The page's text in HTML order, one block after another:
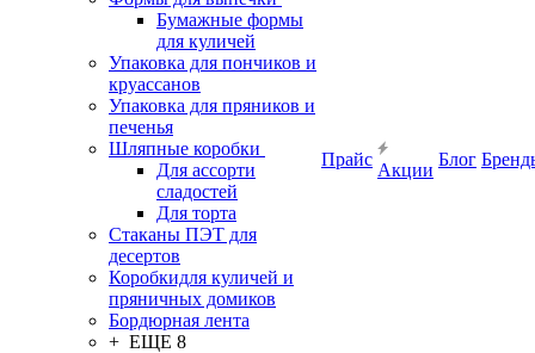
Бумажные формы
для куличей
Упаковка для пончиков и
круассанов
Упаковка для пряников и
печенья
Шляпные коробки
Для ассорти
сладостей
Для торта
Стаканы ПЭТ для
десертов
Коробкидля куличей и
пряничных домиков
Бордюрная лента
+ ЕЩЕ 8
Прайс
Акции
Блог